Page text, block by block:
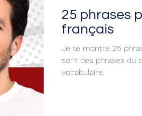
25 phrases
français
Je te montre 25
sont des phrases du
vocabulaire.